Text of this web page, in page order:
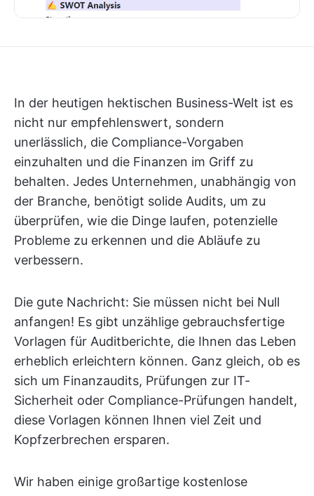
In der heutigen hektischen Business-Welt ist es
nicht nur empfehlenswert, sondern
unerlässlich, die Compliance-Vorgaben
einzuhalten und die Finanzen im Griff zu
behalten. Jedes Unternehmen, unabhängig von
der Branche, benötigt solide Audits, um zu
überprüfen, wie die Dinge laufen, potenzielle
Probleme zu erkennen und die Abläufe zu
verbessern.
Die gute Nachricht: Sie müssen nicht bei Null
anfangen! Es gibt unzählige gebrauchsfertige
Vorlagen für Auditberichte, die Ihnen das Leben
erheblich erleichtern können. Ganz gleich, ob es
sich um Finanzaudits, Prüfungen zur IT-
Sicherheit oder Compliance-Prüfungen handelt,
diese Vorlagen können Ihnen viel Zeit und
Kopfzerbrechen ersparen.
Wir haben einige großartige kostenlose